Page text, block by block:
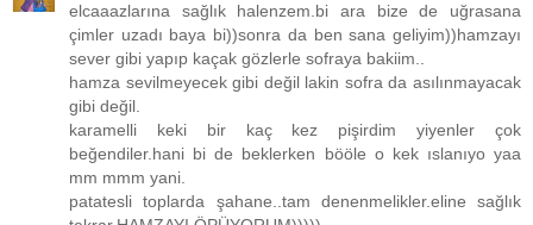
elcaaazlarına sağlık halenzem.bi ara bize de uğrasana
çimler uzadı baya bi))sonra da ben sana geliyim))hamzayı
sever gibi yapıp kaçak gözlerle sofraya bakiim..
hamza sevilmeyecek gibi değil lakin sofra da asılınmayacak
gibi değil.
karamelli keki bir kaç kez pişirdim yiyenler çok
beğendiler.hani bi de beklerken bööle o kek ıslanıyo yaa
mm mmm yani.
patatesli toplarda şahane..tam denenmelikler.eline sağlık